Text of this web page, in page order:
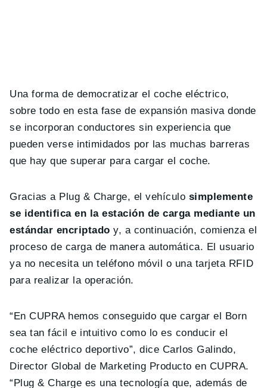
Una forma de democratizar el coche eléctrico,
sobre todo en esta fase de expansión masiva donde
se incorporan conductores sin experiencia que
pueden verse intimidados por las muchas barreras
que hay que superar para cargar el coche.
Gracias a Plug & Charge, el vehículo simplemente
se identifica en la estación de carga mediante un
estándar encriptado y, a continuación, comienza el
proceso de carga de manera automática. El usuario
ya no necesita un teléfono móvil o una tarjeta RFID
para realizar la operación.
“En CUPRA hemos conseguido que cargar el Born
sea tan fácil e intuitivo como lo es conducir el
coche eléctrico deportivo”, dice Carlos Galindo,
Director Global de Marketing Producto en CUPRA.
“Plug & Charge es una tecnología que, además de